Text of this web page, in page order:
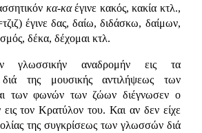
κα-καέγινε κακός, κακία κτλ.,
έγινε δας, δαίω, διδάσκω, δαίμων,
δέκα, δέχομαι κτλ.
γλωσσικήν αναδρομήν εις τα
διά της μουσικής αντιλήψεως των
των φωνών των ζώων διέγνωσεν ο
τον Κρατύλον του. Και αν δεν είχε
της συγκρίσεως των γλωσσών διά